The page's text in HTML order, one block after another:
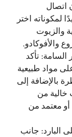
اتصال
لمكوناته اختر
والزيوت
والأفوكادو.
تأكد
مواد طبيعية
بالإضافة إلى
خالية من
البارابين والكبريتات، أو MadeSafe أو معتمد من
البارد: جانب